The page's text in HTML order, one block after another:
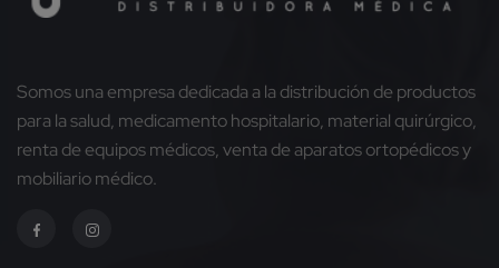
Somos una empresa dedicada a la distribución de productos
para la salud, medicamento hospitalario, material quirúrgico,
renta de equipos médicos, venta de aparatos ortopédicos y
mobiliario médico.